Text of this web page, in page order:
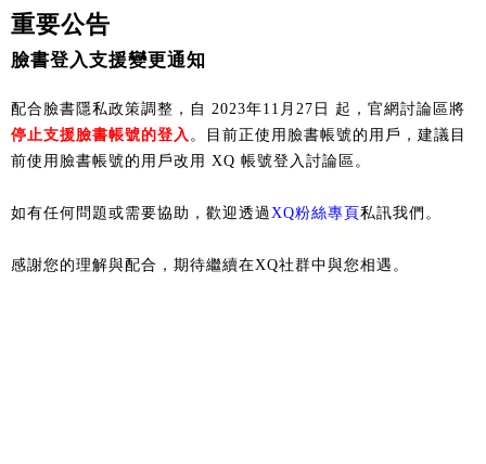
重要公告
臉書登入支援變更通知
配合臉書隱私政策調整，自 2023年11月27日 起，官網討論區將
停止支援臉書帳號的登入 。目前正使用臉書帳號的用戶，建議目
前使用臉書帳號的用戶改用 XQ 帳號登入討論區。
如有任何問題或需要協助，歡迎透過XQ粉絲專頁 私訊我們。
感謝您的理解與配合，期待繼續在XQ社群中與您相遇。